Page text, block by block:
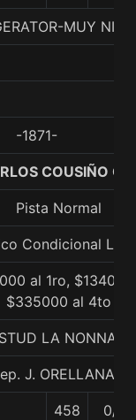
MUY
-1871-
COUSIÑO
Pista Normal
Condicional
al 1ro,
$335000 al 4to
LA NONNA
J. ORELLANA R.
458 0/0